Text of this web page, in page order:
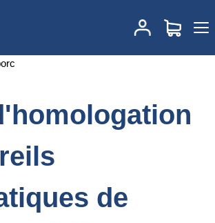
Tests d'homologation d'appareils
des carcasses de porc
de